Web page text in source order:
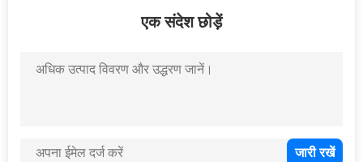
पीवीसी मिक्सर मशीन
एक संदेश छोड़ें